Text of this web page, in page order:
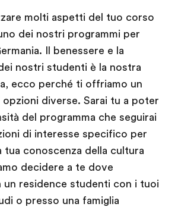
molti aspetti del tuo corso
dei nostri programmi per
Il benessere e la
nostri studenti è la nostra
ecco perché ti offriamo un
opzioni diverse. Sarai tu a poter
del programma che seguirai
di interesse specifico per
tua conoscenza della cultura
decidere a te dove
un residence studenti con i tuoi
o presso una famiglia